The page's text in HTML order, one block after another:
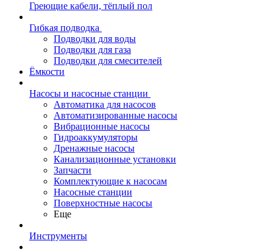
Греющие кабели, тёплый пол
Гибкая подводка
Подводки для воды
Подводки для газа
Подводки для смесителей
Ёмкости
Насосы и насосные станции
Автоматика для насосов
Автоматизированные насосы
Вибрационные насосы
Гидроаккумуляторы
Дренажные насосы
Канализационные установки
Запчасти
Комплектующие к насосам
Насосные станции
Поверхностные насосы
Еще
Инструменты